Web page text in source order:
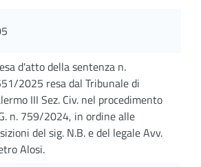
d'atto della sentenza n.
2025 resa dal Tribunale di
III Sez. Civ. nel procedimento
n. 759/2024, in ordine alle
del sig. N.B. e del legale Avv.
Alosi.